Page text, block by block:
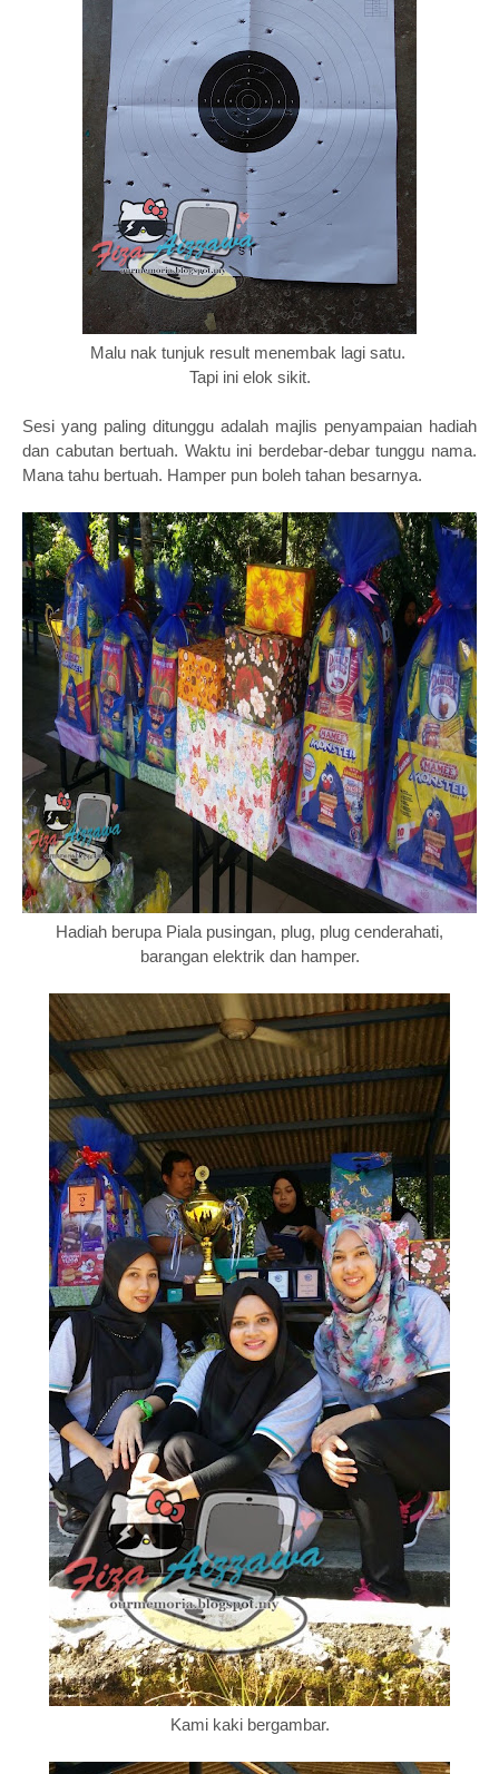
Malu nak tunjuk result menembak lagi satu.
Tapi ini elok sikit.
Sesi yang paling ditunggu adalah majlis penyampaian hadiah
dan cabutan bertuah. Waktu ini berdebar-debar tunggu nama.
Mana tahu bertuah. Hamper pun boleh tahan besarnya.
Hadiah berupa Piala pusingan, plug, plug cenderahati,
barangan elektrik dan hamper.
Kami kaki bergambar.